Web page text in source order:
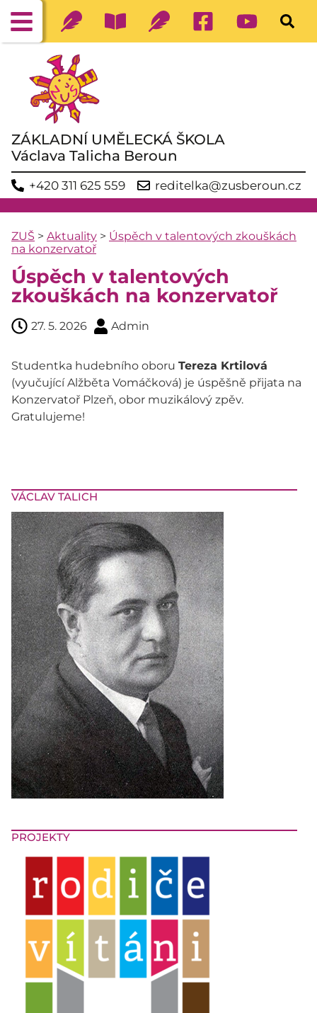
ZÁKLADNÍ UMĚLECKÁ ŠKOLA
Václava Talicha Beroun
+420 311 625 559 reditelka@zusberoun.cz
VÁCLAV TALICH
PROJEKTY
ZUŠ > Aktuality > Úspěch v talentových zkouškách
na konzervatoř
Úspěch v talentových
zkouškách na konzervatoř
27. 5. 2026 Admin
Studentka hudebního oboru Tereza Krtilová
(vyučující Alžběta Vomáčková) je úspěšně přijata na
Konzervatoř Plzeň, obor muzikálový zpěv.
Gratulujeme!